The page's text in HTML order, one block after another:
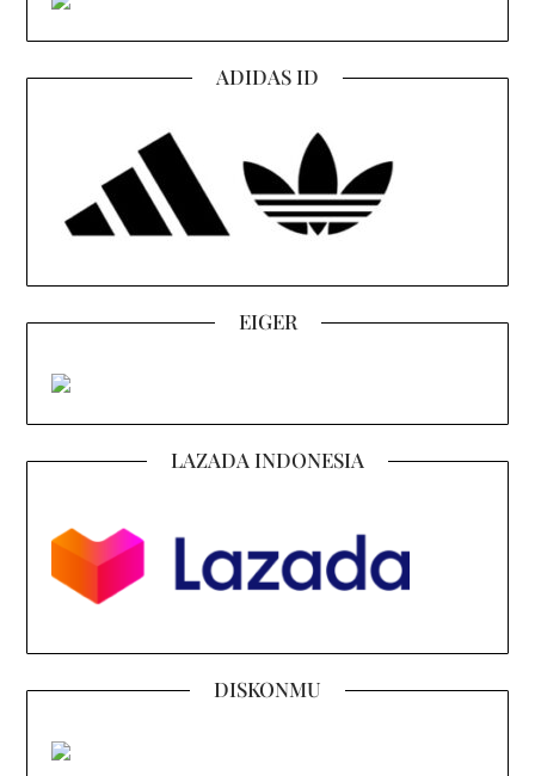
ADIDAS ID
EIGER
LAZADA INDONESIA
DISKONMU